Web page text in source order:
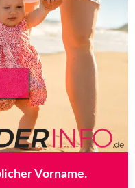
Vorname.